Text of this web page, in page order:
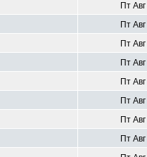
Пт
Пт
Пт
Пт
Пт
Пт
Пт
Пт